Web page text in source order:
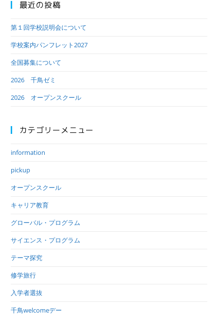
最近の投稿
第１回学校説明会について
学校案内パンフレット2027
全国募集について
2026 千鳥ゼミ
2026 オープンスクール
カテゴリーメニュー
information
pickup
オープンスクール
キャリア教育
グローバル・プログラム
サイエンス・プログラム
テーマ探究
修学旅行
入学者選抜
千鳥welcomeデー